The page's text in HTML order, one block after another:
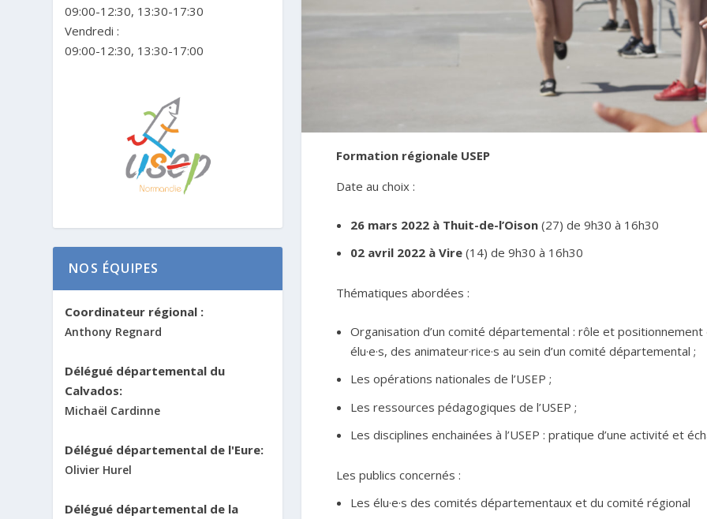
Formation régionale USEP
Date au choix :
26 mars 2022 à Thuit-de-l’Oison(27) de 9h30 à 16h30
02 avril 2022 à Vire(14) de 9h30 à 16h30
Thématiques abordées :
Organisation d’un comité départemental : rôle et positionnement
élu·e·s, des animateur·rice·s au sein d’un comité départemental ;
Les opérations nationales de l’USEP ;
Les ressources pédagogiques de l’USEP ;
Les disciplines enchainées à l’USEP : pratique d’une activité et
Les publics concernés :
Les élu·e·s des comités départementaux et du comité régional
09:00-12:30, 13:30-17:30
Vendredi :
09:00-12:30, 13:30-17:00
NOS ÉQUIPES
Coordinateur régional :
Anthony Regnard
Délégué départemental du
Calvados:
Michaël Cardinne
Délégué départemental de l'Eure:
Olivier Hurel
Délégué départemental de la